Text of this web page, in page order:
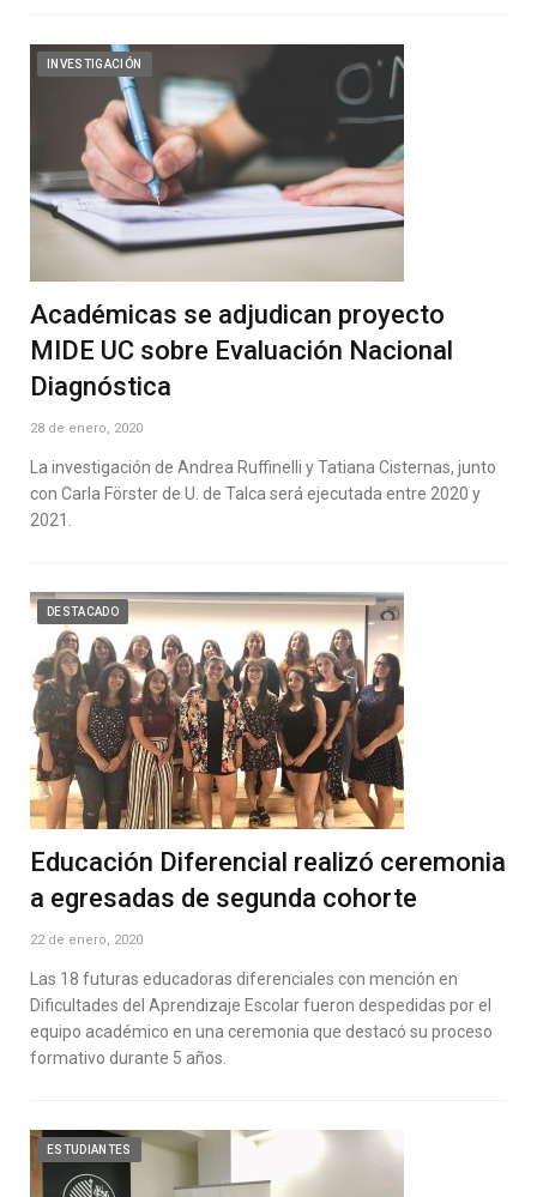
INVESTIGACIÓN
Académicas se adjudican proyecto
MIDE UC sobre Evaluación Nacional
Diagnóstica
28 de enero, 2020
La investigación de Andrea Ruffinelli y Tatiana Cisternas, junto
con Carla Förster de U. de Talca será ejecutada entre 2020 y
2021.
DESTACADO
Educación Diferencial realizó ceremonia
a egresadas de segunda cohorte
22 de enero, 2020
Las 18 futuras educadoras diferenciales con mención en
Dificultades del Aprendizaje Escolar fueron despedidas por el
equipo académico en una ceremonia que destacó su proceso
formativo durante 5 años.
ESTUDIANTES